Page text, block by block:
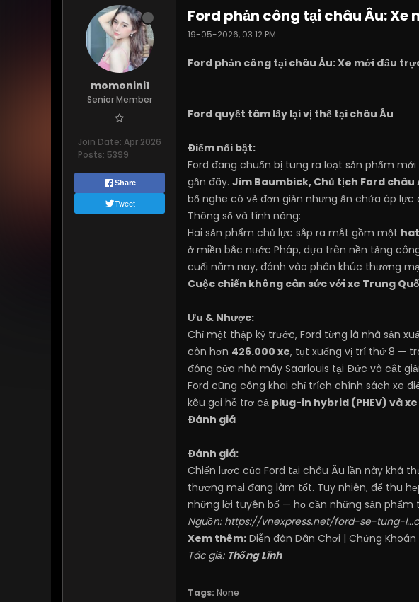
momonini1
Senior Member
Join Date: Apr 2026
Posts: 5399
Share
Tweet
Ford phản công tại châu Âu:
19-05-2026, 03:12 PM
Ford phản công tại châu Âu: Xe mới đấu
Ford quyết tâm lấy lại vị thế tại châu Âu
Điểm nổi bật:
Ford đang chuẩn bị tung ra loạt sản phẩm
gần đây. Jim Baumbick, Chủ tịch Ford châu
bố nghe có vẻ đơn giản nhưng ẩn chứa áp lực
Thông số và tính năng:
Hai sản phẩm chủ lực sắp ra mắt gồm một
ở miền bắc nước Pháp, dựa trên nền tảng
cuối năm nay, đánh vào phân khúc thương
Cuộc chiến không cân sức với xe Trung
Ưu & Nhược:
Chỉ một thập kỷ trước, Ford từng là nhà sản
còn hơn 426.000 xe, tụt xuống vị trí thứ 8 —
đóng cửa nhà máy Saarlouis tại Đức và cắt
Ford cũng công khai chỉ trích chính sách xe
kêu gọi hỗ trợ cả plug-in hybrid (PHEV) và
Đánh giá
Đánh giá:
Chiến lược của Ford tại châu Âu lần này khá
thương mại đang làm tốt. Tuy nhiên, để thu
những lời tuyên bố — họ cần những sản
Nguồn: https://vnexpress.net/ford-se-tung-
Xem thêm: Diễn đàn Dân Chơi | Chứng Khoán
Tác giả: Thống Lĩnh
Tags: None